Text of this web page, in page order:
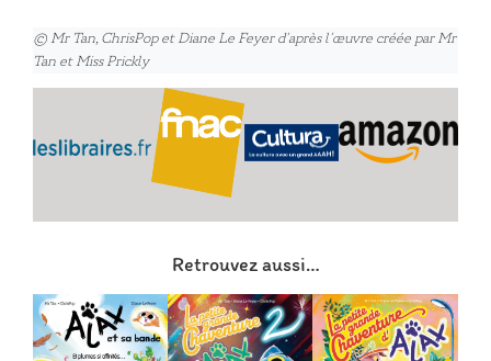
© Mr Tan, ChrisPop et Diane Le Feyer d’après l’œuvre créée par Mr
Tan et Miss Prickly
Retrouvez aussi…